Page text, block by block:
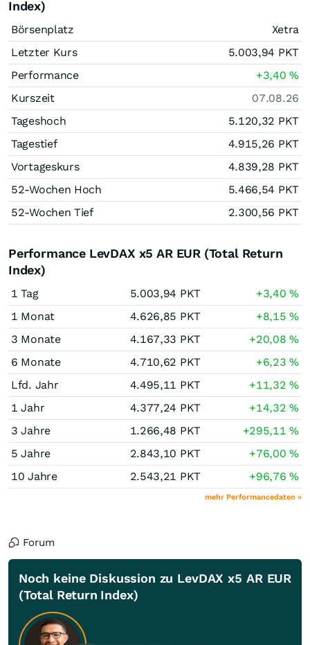
Index)
Börsenplatz
Xetra
Letzter Kurs
5.003,94 PKT
Performance
+3,40%
Kurszeit
07.08.26
Tageshoch
5.120,32 PKT
Tagestief
4.915,26 PKT
Vortageskurs
4.839,28 PKT
52-Wochen Hoch
5.466,54 PKT
52-Wochen Tief
2.300,56 PKT
Performance LevDAX x5 AR EUR (Total Return
Index)
1 Tag 5.003,94 PKT +3,40%
1 Monat
4.626,85 PKT +8,15%
3 Monate
4.167,33 PKT +20,08%
6 Monate
4.710,62 PKT +6,23%
Lfd. Jahr
4.495,11 PKT +11,32%
1 Jahr
4.377,24 PKT +14,32%
3 Jahre
1.266,48 PKT +295,11%
5 Jahre
2.843,10 PKT +76,00%
10 Jahre
2.543,21 PKT +96,76%
mehr Performancedaten »
Forum
Noch keine Diskussion zu LevDAX x5 AR EUR
(Total Return Index)